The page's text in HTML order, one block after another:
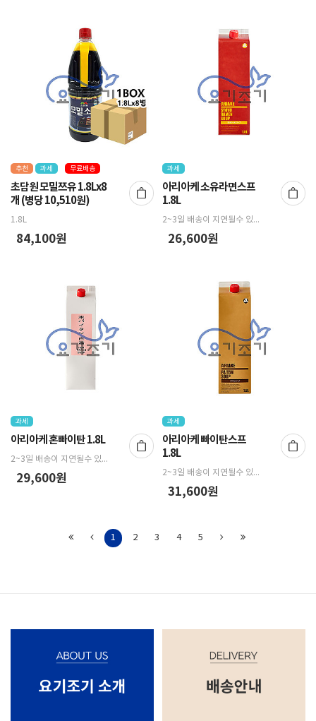
추천 과세 무료배송
초담원 모밀쯔유 1.8Lx8
개 (병당 10,510원)
1.8L
84,100원
과세
아리아케 소유라면스프
1.8L
2~3일 배송이 지연될수 있습니다.
26,600원
과세
아리아케 혼빠이탄 1.8L
2~3일 배송이 지연될수 있습니다.
29,600원
과세
아리아케 빠이탄스프
1.8L
2~3일 배송이 지연될수 있습니다.
31,600원
1 2 3 4 5